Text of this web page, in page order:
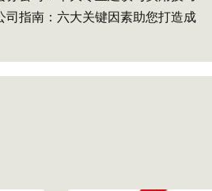
司指南：六大关键因素助您打造成